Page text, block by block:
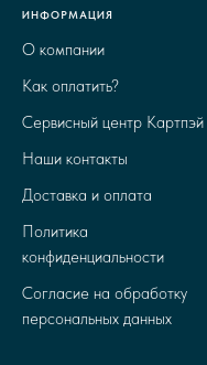
ИНФОРМАЦИЯ
О компании
Как оплатить?
Сервисный центр Картпэй
Наши контакты
Доставка и оплата
Политика
конфиденциальности
Согласие на обработку
персональных данных